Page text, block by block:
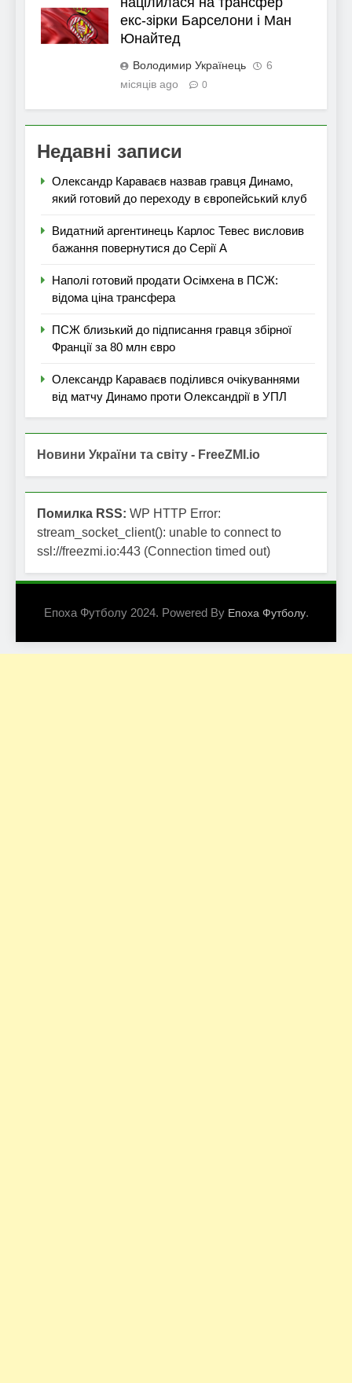
екс-зірки Барселони і Ман
Юнайтед
Володимир Українець
6
місяців ago
0
Недавні записи
Олександр Караваєв назвав гравця Динамо,
який готовий до переходу в європейський клуб
Видатний аргентинець Карлос Тевес висловив
бажання повернутися до Серії А
Наполі готовий продати Осімхена в ПСЖ:
відома ціна трансфера
ПСЖ близький до підписання гравця збірної
Франції за 80 млн євро
Олександр Караваєв поділився очікуваннями
від матчу Динамо проти Олександрії в УПЛ
Новини України та світу - FreeZMI.io
Помилка RSS: WP HTTP Error:
stream_socket_client(): unable to connect to
ssl://freezmi.io:443 (Connection timed out)
Епоха Футболу 2024. Powered By Епоха Футболу.